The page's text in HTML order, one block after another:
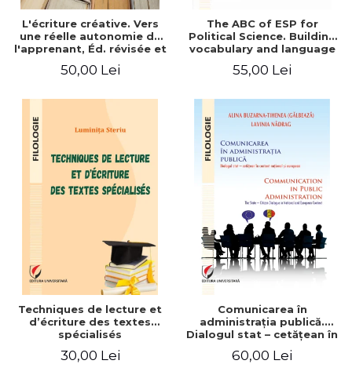
L'écriture créative. Vers
une réelle autonomie de
l'apprenant, Éd. révisée et
50,00 Lei
The ABC of ESP for
Political Science. Building
vocabulary and language
55,00 Lei
Techniques de lecture et
d’écriture des textes
spécialisés
30,00 Lei
Comunicarea în
administraţia publică.
Dialogul stat – cetăţean în
european / Communication
60,00 Lei